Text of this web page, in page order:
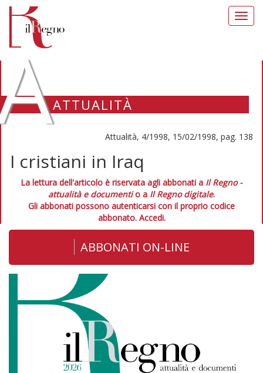
ATTUALITÀ
Attualità, 4/1998, 15/02/1998, pag. 138
I cristiani in Iraq
La lettura dell'articolo è riservata agli abbonati a Il Regno -
attualità e documentio a Il Regno digitale.
Gli abbonati possono autenticarsi con il proprio codice
abbonato. Accedi.
ABBONATI ON-LINE